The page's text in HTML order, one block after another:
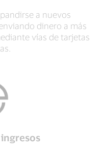
a nuevos
dinero a más
vías de tarjetas